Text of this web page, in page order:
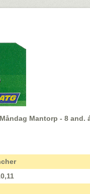
Mantorp - 8 and.